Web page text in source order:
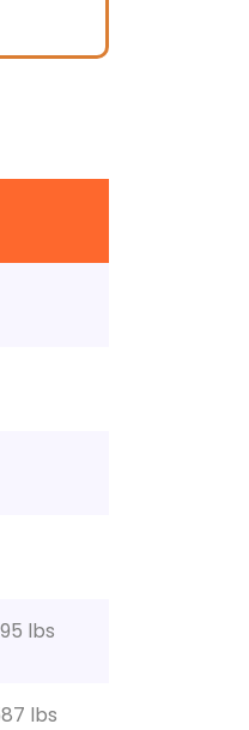
lbs
lbs